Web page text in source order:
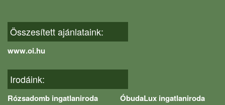
Összesített ajánlataink:
www.oi.hu
Irodáink:
Rózsadomb ingatlaniroda
ÓbudaLux ingatlaniroda